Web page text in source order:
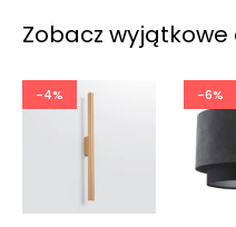
Zobacz
-4% -6%